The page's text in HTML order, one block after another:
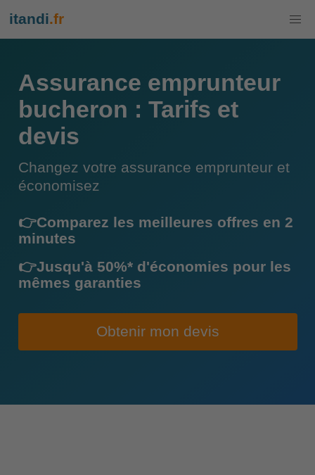
itandi.fr
Assurance emprunteur
bucheron : Tarifs et
devis
Changez votre assurance emprunteur et
économisez
👉Comparez les meilleures offres en 2
minutes
👉Jusqu'à 50%* d'économies pour les
mêmes garanties
Obtenir mon devis